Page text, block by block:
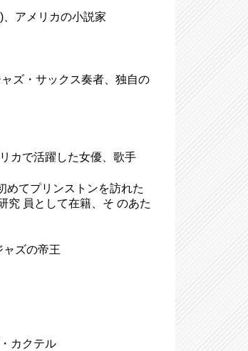
アメリカの小説家
ズ・サックス奏者、独自の
カで活躍した女優、歌手
めてプリンストンを訪れた
究 員として在籍、そ のあた
ャズの帝王
カクテル